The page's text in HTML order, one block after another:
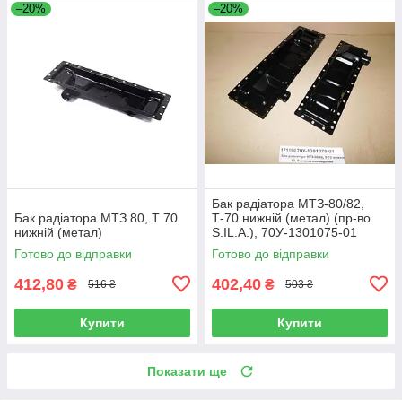
–20%
Бак радіатора МТЗ 80, Т 70
нижній (метал)
Готово до відправки
412,80 ₴ 516 ₴
Купити
–20%
Бак радіатора МТЗ-80/82,
Т-70 нижній (метал) (пр-во
S.IL.A.), 70У-1301075-01
Готово до відправки
402,40 ₴ 503 ₴
Купити
Показати ще